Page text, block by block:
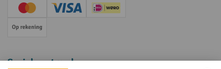
Creditcard (Master)Creditcard (Visa)iDEAL | Wero
Op rekening
Sociale netwerken